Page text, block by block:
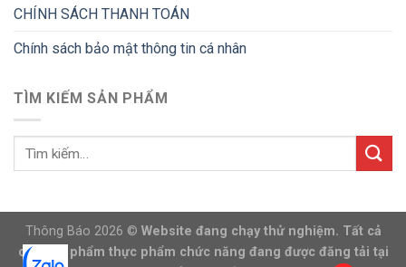
CHÍNH SÁCH THANH TOÁN
Chính sách bảo mật thông tin cá nhân
TÌM KIẾM SẢN PHẨM
Thông Báo 2026 © Website đang chạy thử nghiệm. Tất cả
các sản phẩm thực phẩm chức năng đang được đăng tải tại